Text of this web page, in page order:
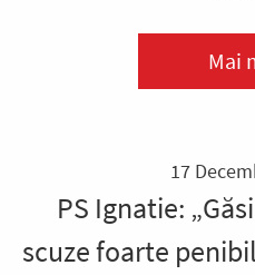
Mai
17
PS Ignatie:
scuze foarte